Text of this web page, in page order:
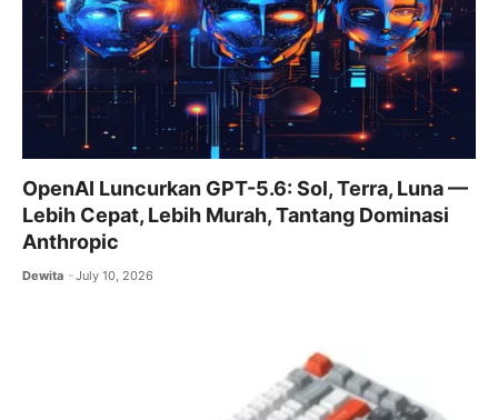
OpenAI Luncurkan GPT-5.6: Sol, Terra, Luna —
Lebih Cepat, Lebih Murah, Tantang Dominasi
Anthropic
Dewita July 10, 2026